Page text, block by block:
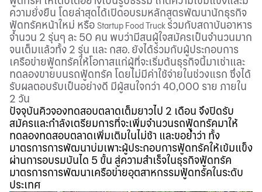
ความยั่งยืน โดยล่าสุดได้เปิดอบรมหลักสูตรพัฒนานักธุรกิจ
ฟู้ดทรัคหน้าใหม่ หรือ Startup Food Truck ร่วมกับสถาบันอาหาร
จำนวน 2 รุ่นๆ ละ 50 คน พบว่ามีสนผู้ใจสมัครเป็นจำนวนมาก
จนเต็มแล้วทั้ง 2 รุ่น และ กสอ. ยังได้ร่วมกับผู้ประกอบการ
เครือข่ายฟู้ดทรัคให้โอกาสแก่ผู้ที่จะเริ่มต้นธุรกิจนี้มาเช่าและ
ทดลองขายบนรถฟู้ดทรัค โดยไม่มีค่าใช้จ่ายในช่วงแรก ซึ่งได้
รับผลตอบรับเป็นอย่างดี มีผู้สนใจกว่า 40,000 ราย ภายใน
2 วัน
ปัจจุบันคิวจองทดสอบตลาดเต็มยาวไป 2 เดือน จึงปิดรับ
สมัครและกำลังเตรียมการที่จะเพิ่มจำนวนรถฟู้ดทรัคมาให้
ทดลองทดสอบตลาดเพิ่มเติมในไม่ช้า และขอย้ำว่า ทั้ง
มาตรการการพัฒนาบ่มเพาะผู้ประกอบการฟู้ดทรัคให้เข้มแข็ง
ผ่านการอบรมบันได 5 ขั้น สู่ความสำเร็จในธุรกิจฟู้ดทรัค
มาตรการการพัฒนาเครือข่ายอุตสาหกรรมฟู้ดทรัคในระดับ
ประเทศ